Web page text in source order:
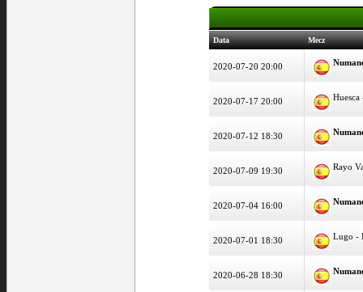
Data Mecz
2020-07-20 20:00
2020-07-17 20:00
2020-07-12 18:30
2020-07-09 19:30 Rayo
2020-07-04 16:00
2020-07-01 18:30 Lugo -
2020-06-28 18:30